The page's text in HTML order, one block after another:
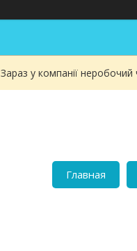
Зараз у компанії
Главная